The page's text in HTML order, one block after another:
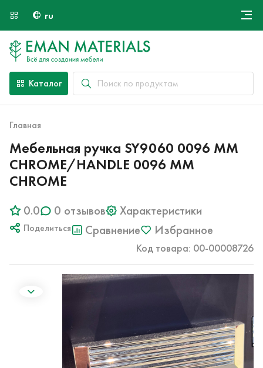
ru
Оплата и доставка
Каталог
Главная
Мебельная ручка SY9060 0096 MM
CHROME/HANDLE 0096 MM
CHROME
0.0 0 отзывов Характеристики
Поделиться Сравнение Избранное
Код товара: 00-00008726